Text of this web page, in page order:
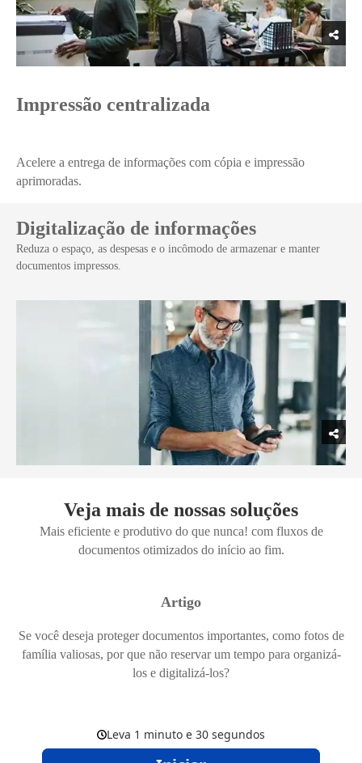
Impressão centralizada
Acelere a entrega de informações com cópia e impressão
aprimoradas.
Digitalização de informações
Reduza o espaço, as despesas e o incômodo de armazenar e manter
documentos impressos.
Veja mais de nossas soluções
Mais eficiente e produtivo do que nunca! com fluxos de
documentos otimizados do início ao fim.
Artigo
Se você deseja proteger documentos importantes, como fotos de
família valiosas, por que não reservar um tempo para organizá-
los e digitalizá-los?